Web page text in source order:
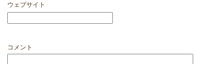
ウェブサイト
コメント